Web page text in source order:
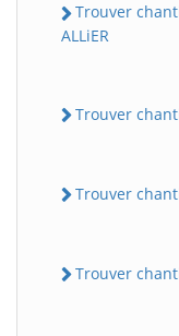
Trouver
ALLiER
Trouver
Trouver
Trouver